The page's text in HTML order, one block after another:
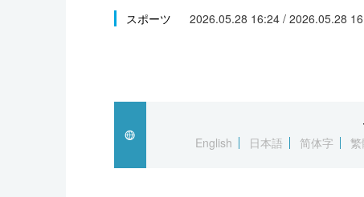
文化
スポーツ・東京2020
スポーツ 2026.05.28 16:24 / 2026.05.28
English
日本語 简体字